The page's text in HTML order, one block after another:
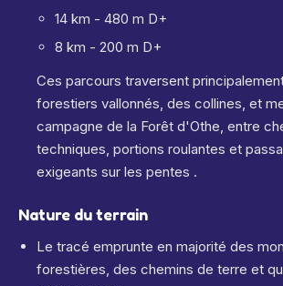
14 km - 480 m D+
8 km - 200 m D+
Ces parcours traversent
forestiers vallonnés, des collines, et
campagne de la Forêt d'Othe, entre
techniques, portions roulantes et
exigeants sur les pentes .
Nature du terrain
Le tracé emprunte en majorité des
forestières, des chemins de terre et